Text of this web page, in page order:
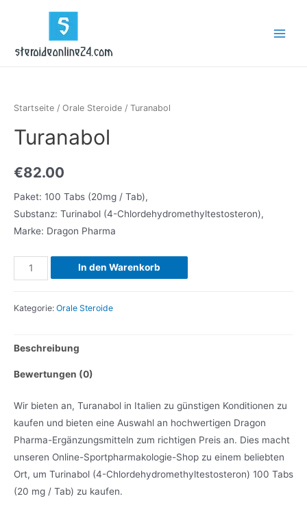
Startseite / Orale Steroide / Turanabol
Turanabol
€82.00
Paket: 100 Tabs (20mg / Tab),
Substanz: Turinabol (4-Chlordehydromethyltestosteron),
Marke: Dragon Pharma
Turanabol
Menge
In den Warenkorb
Kategorie: Orale Steroide
Beschreibung
Bewertungen (0)
Wir bieten an, Turanabol in Italien zu günstigen Konditionen zu
kaufen und bieten eine Auswahl an hochwertigen Dragon
Pharma-Ergänzungsmitteln zum richtigen Preis an. Dies macht
unseren Online-Sportpharmakologie-Shop zu einem beliebten
Ort, um Turinabol (4-Chlordehydromethyltestosteron) 100 Tabs
(20 mg / Tab) zu kaufen.